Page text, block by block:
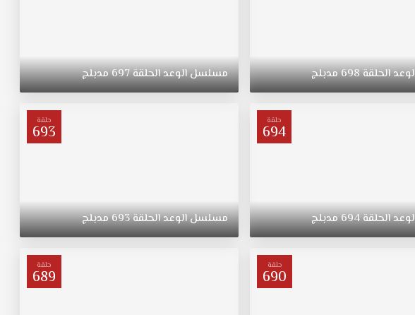
الحلقة698مدبلج مسلسلالوعدالحلقة697مدبلج
حلقة
694
الحلقة694مدبلج
حلقة
693
مسلسلالوعدالحلقة693مدبلج
حلقة
690
حلقة
689